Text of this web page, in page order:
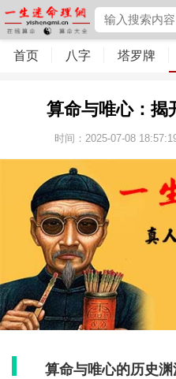
首页 八字 塔罗牌
算命与唯心：揭
时间：2025-07-08
算命与唯心的历史渊